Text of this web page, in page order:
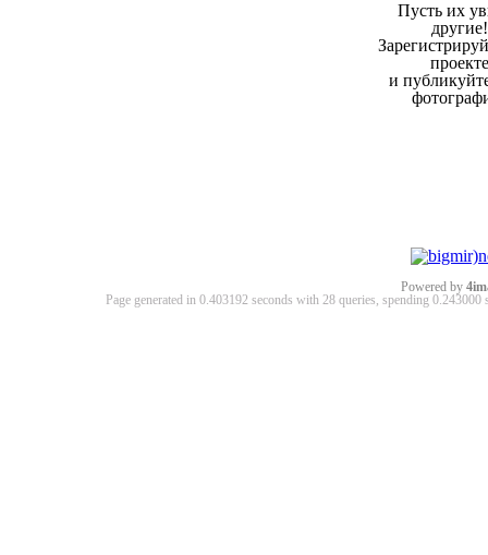
Пусть их
другие!
проекте
и
Powered by
Page generated in 0.403192 seconds with 28 queries, spending